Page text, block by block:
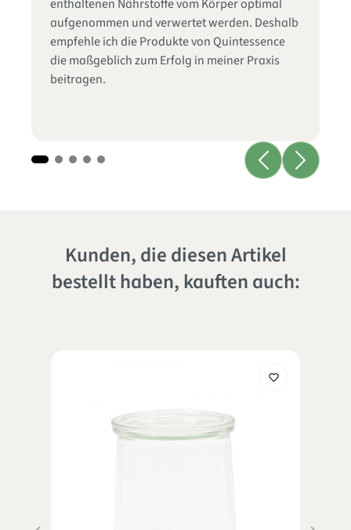
enthaltenen Nährstoffe vom Körper optimal
aufgenommen und verwertet werden. Deshalb
empfehle ich die Produkte von Quintessence
die maßgeblich zum Erfolg in meiner Praxis
beitragen.
Kunden, die diesen Artikel
bestellt haben, kauften auch: